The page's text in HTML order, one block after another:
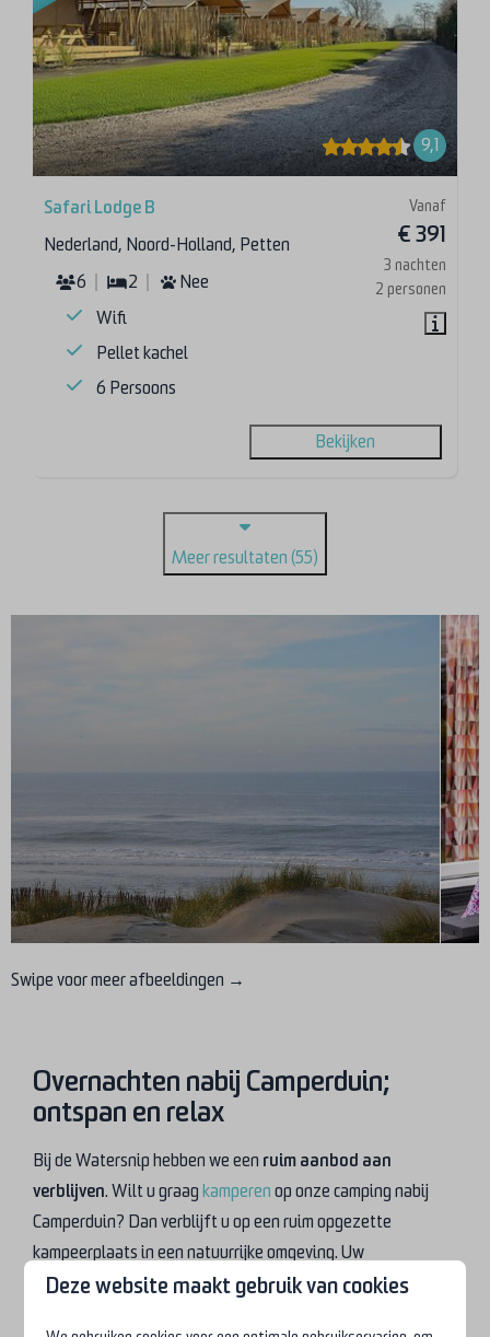
9,1
Vanaf
€ 391
3 nachten
2 personen
Safari Lodge B
Nederland, Noord-Holland, Petten
6
2
Nee
Wifi
Pellet kachel
6 Persoons
Bekijken
Meer resultaten (55)
Swipe voor meer afbeeldingen →
Overnachten nabij Camperduin;
ontspan en relax
Bij de Watersnip hebben we een ruim aanbod aan
verblijven. Wilt u graag kamperen op onze camping nabij
Camperduin? Dan verblijft u op een ruim opgezette
kampeerplaats in een natuurrijke omgeving. Uw
kampeerplaats beschikt overmaximaal 10 ampère elektra,
Deze website maakt gebruik van cookies